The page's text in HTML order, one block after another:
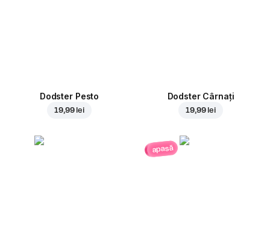
Dodster Pesto
19,99 lei
Dodster Cârnați
19,99 lei
apasă